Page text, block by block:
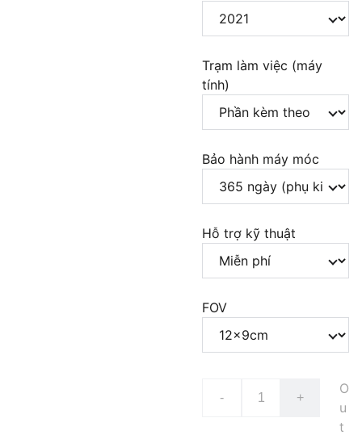
Trạm làm việc (máy
tính)
Bảo hành máy móc
Hỗ trợ kỹ thuật
FOV
- +
O
u
t